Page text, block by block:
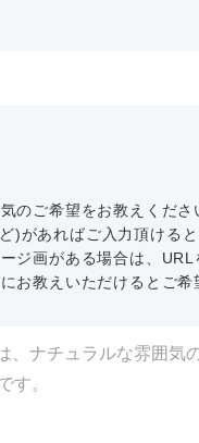
のご希望をお教えくださ
)があればご入力頂ける
ジ画がある場合は、URL
お教えいただけるとご希